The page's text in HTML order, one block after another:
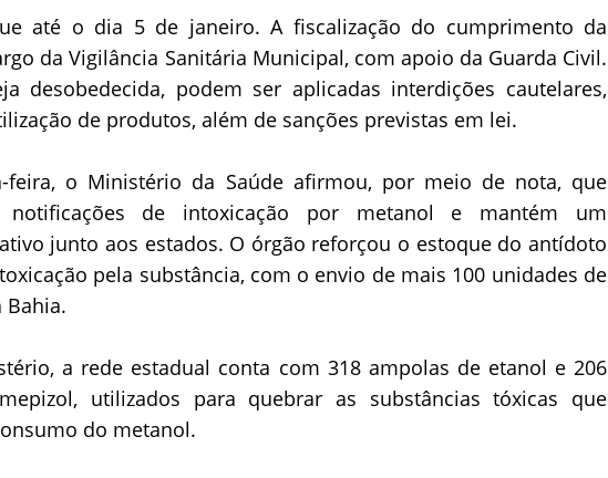
até o dia 5 de janeiro. A fiscalização do cumprimento da
da Vigilância Sanitária Municipal, com apoio da Guarda Civil.
desobedecida, podem ser aplicadas interdições cautelares,
de produtos, além de sanções previstas em lei.
feira, o Ministério da Saúde afirmou, por meio de nota, que
notificações de intoxicação por metanol e mantém um
junto aos estados. O órgão reforçou o estoque do antídoto
pela substância, com o envio de mais 100 unidades de
Bahia.
a rede estadual conta com 318 ampolas de etanol e 206
utilizados para quebrar as substâncias tóxicas que
do metanol.